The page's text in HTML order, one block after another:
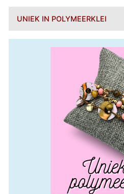
UNIEK IN POLYMEERKLEI